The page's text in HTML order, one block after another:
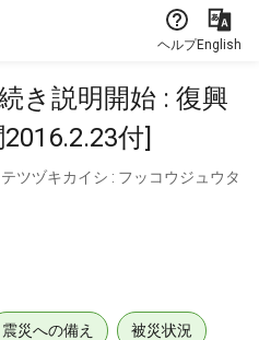
ヘルプEnglish
き説明開始 : 復興
付]
ツヅキカイシ : フッコウジュウタ
震災への備え 被災状況